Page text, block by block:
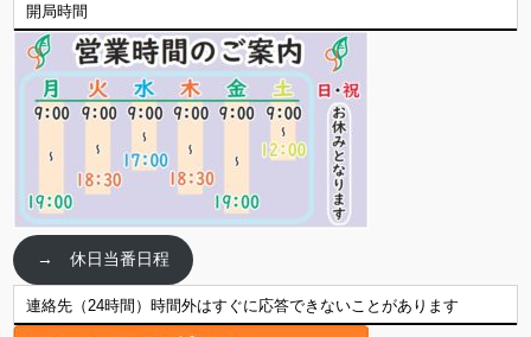
開局時間
→ 休日当番日程
連絡先（24時間）時間外はすぐに応答できないことがあります